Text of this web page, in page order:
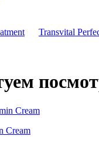
Transvital
Cream